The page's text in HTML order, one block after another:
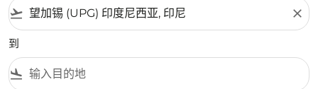
flight_takeoff close
到
flight_land